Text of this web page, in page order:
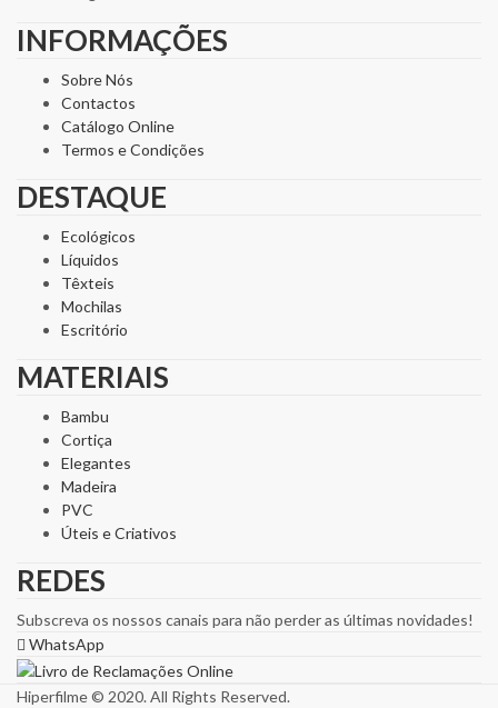
INFORMAÇÕES
Sobre Nós
Contactos
Catálogo Online
Termos e Condições
DESTAQUE
Ecológicos
Líquidos
Têxteis
Mochilas
Escritório
MATERIAIS
Bambu
Cortiça
Elegantes
Madeira
PVC
Úteis e Criativos
REDES
Subscreva os nossos canais para não perder as últimas novidades!
WhatsApp
Hiperfilme © 2020. All Rights Reserved.